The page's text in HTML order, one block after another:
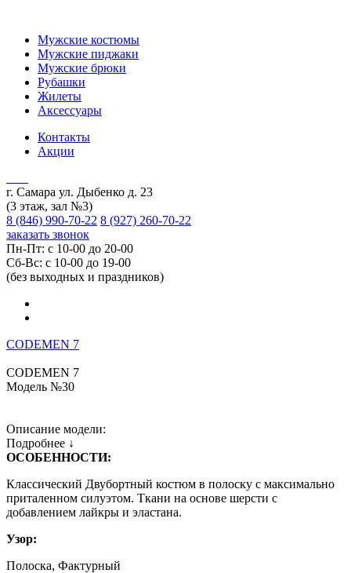
Мужские костюмы
Мужские пиджаки
Мужские брюки
Рубашки
Жилеты
Аксессуары
Контакты
Акции
г. Самара ул. Дыбенко д. 23
(3 этаж, зал №3)
8 (846) 990-70-22 8 (927) 260-70-22
заказать звонок
Пн-Пт: с 10-00 до 20-00
Сб-Вс: с 10-00 до 19-00
(без выходных и праздников)
CODEMEN 7
CODEMEN 7
Модель №30
Описание модели:
Подробнее ↓
ОСОБЕННОСТИ:
Классический Двубортный костюм в полоску с максимально
приталенном силуэтом. Ткани на основе шерсти с
добавлением лайкры и эластана.
Узор:
Полоска, Фактурный